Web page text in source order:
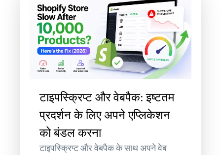
टाइपस्क्रिप्ट और वेबपैक: इष्टतम
प्रदर्शन के लिए अपने एप्लिकेशन
को बंडल करना
टाइपस्क्रिप्ट और वेबपैक के साथ अपने वेब